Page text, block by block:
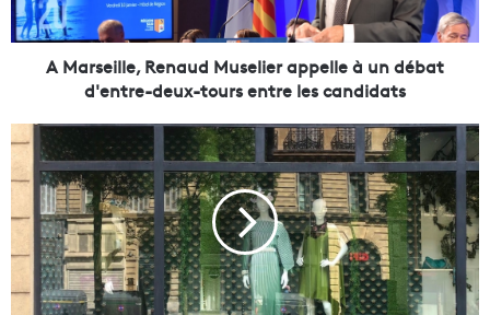
l
a
d
s
A Marseille, Renaud Muselier appelle à un débat
d'entre-deux-tours entre les candidats
b
F
a
k